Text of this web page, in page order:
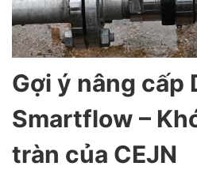
Gợi ý nâng cấp
Smartflow –
tràn của CEJN